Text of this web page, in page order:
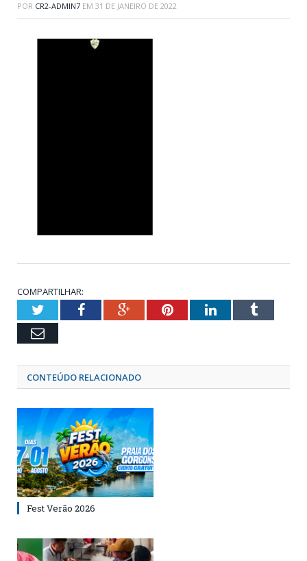
POR CR2-ADMIN7 EM 31 DE JANEIRO DE 2022
COMPARTILHAR:
TwitterFacebookGoogle+PinterestLinkedInTumblr
Email
CONTEÚDO RELACIONADO
Fest Verão 2026